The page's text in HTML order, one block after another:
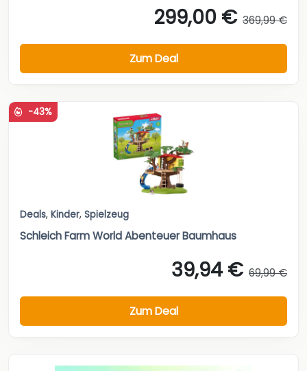
299,00 € 369,99 €
Zum Deal
-43%
Deals, Kinder, Spielzeug
Schleich Farm World Abenteuer Baumhaus
39,94 € 69,99 €
Zum Deal